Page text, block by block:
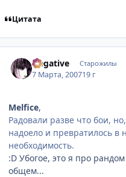
Цитата
Negative Старожилы
7 Марта, 200719 г
Melfice,
Радовали разве что бои,
надоело и превратилось в
необходимость.
:D Убогое, это я про
общем...